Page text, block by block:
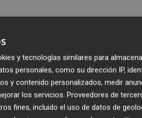
mayores de 65 años y con
y también con fines
en el Col·lab:Auxdron
llegan los primeros para auxiliar a
permite aguantar hasta la llegada
y tecnologías similares para
personales, como su dirección IP,
y contenido personalizados, medir
los servicios. Proveedores de
fines, incluido el uso de datos de